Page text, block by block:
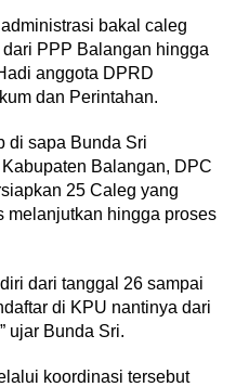
bakal caleg
PPP Balangan hingga
anggota DPRD
dan Perintahan.
di sapa Bunda Sri
Balangan, DPC
25 Caleg yang
melanjutkan hingga proses
dari tanggal 26 sampai
di KPU nantinya dari
ujar Bunda Sri.
koordinasi tersebut